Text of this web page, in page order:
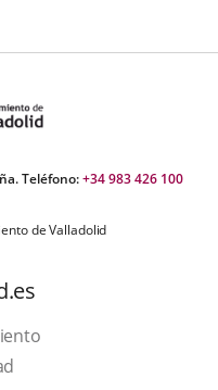
Teléfono:+34 983 426 100
de Valladolid